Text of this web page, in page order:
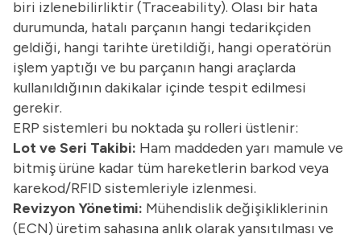
biri izlenebilirliktir (Traceability). Olası bir hata
durumunda, hatalı parçanın hangi tedarikçiden
geldiği, hangi tarihte üretildiği, hangi operatörün
işlem yaptığı ve bu parçanın hangi araçlarda
kullanıldığının dakikalar içinde tespit edilmesi
gerekir.
ERP sistemleri bu noktada şu rolleri üstlenir:
Lot ve Seri Takibi: Ham maddeden yarı mamule ve
bitmiş ürüne kadar tüm hareketlerin barkod veya
karekod/RFID sistemleriyle izlenmesi.
Revizyon Yönetimi: Mühendislik değişikliklerinin
(ECN) üretim sahasına anlık olarak yansıtılması ve